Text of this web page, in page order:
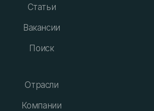
Статьи
Вакансии
Поиск
Отрасли
Компании